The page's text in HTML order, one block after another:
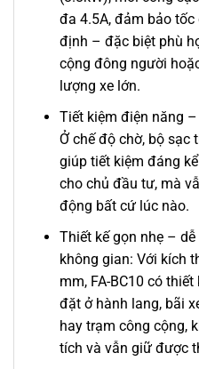
đa 4.5A, đảm bảo
định – đặc biệt phù
cộng đông người
lượng xe lớn.
Tiết kiệm điện năng
Ở chế độ chờ, bộ sạc
giúp tiết kiệm đáng
cho chủ đầu tư, mà
động bất cứ lúc nào.
Thiết kế gọn nhẹ –
không gian: Với kích
mm, FA-BC10 có
đặt ở hành lang, bãi
hay trạm công cộng,
tích và vẫn giữ được